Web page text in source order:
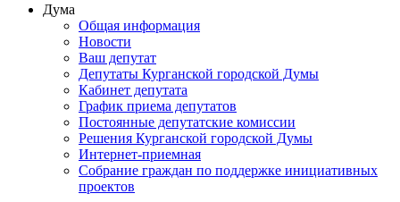
Дума
Общая информация
Новости
Ваш депутат
Депутаты Курганской городской Думы
Кабинет депутата
График приема депутатов
Постоянные депутатские комиссии
Решения Курганской городской Думы
Интернет-приемная
Собрание граждан по поддержке инициативных
проектов